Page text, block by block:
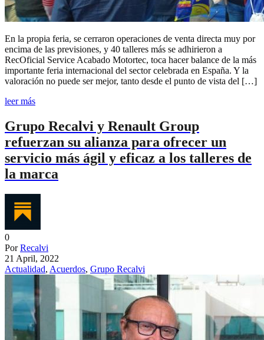
En la propia feria, se cerraron operaciones de venta directa muy por
encima de las previsiones, y 40 talleres más se adhirieron a
RecOficial Service Acabado Motortec, toca hacer balance de la más
importante feria internacional del sector celebrada en España. Y la
valoración no puede ser mejor, tanto desde el punto de vista del […]
leer más
Grupo Recalvi y Renault Group
refuerzan su alianza para ofrecer un
servicio más ágil y eficaz a los talleres de
la marca
0
PorRecalvi
21 April, 2022
Actualidad, Acuerdos, Grupo Recalvi